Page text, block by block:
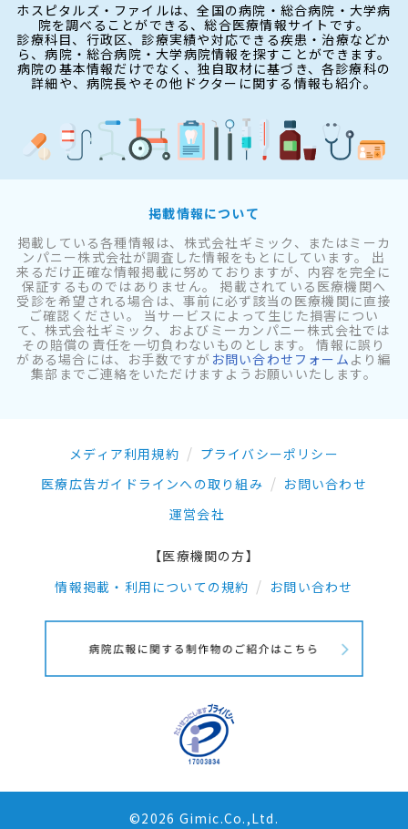
ホスピタルズ・ファイルは、全国の病院・総合病院・大学病
院を調べることができる、総合医療情報サイトです。
診療科目、行政区、診療実績や対応できる疾患・治療などか
ら、病院・総合病院・大学病院情報を探すことができます。
病院の基本情報だけでなく、独自取材に基づき、各診療科の
詳細や、病院長やその他ドクターに関する情報も紹介。
掲載情報について
掲載している各種情報は、株式会社ギミック、またはミーカ
ンパニー株式会社が調査した情報をもとにしています。 出
来るだけ正確な情報掲載に努めておりますが、内容を完全に
保証するものではありません。 掲載されている医療機関へ
受診を希望される場合は、事前に必ず該当の医療機関に直接
ご確認ください。 当サービスによって生じた損害につい
て、株式会社ギミック、およびミーカンパニー株式会社では
その賠償の責任を一切負わないものとします。 情報に誤り
がある場合には、お手数ですが お問い合わせフォーム より編
集部までご連絡をいただけますようお願いいたします。
メディア利用規約
プライバシーポリシー
医療広告ガイドラインへの取り組み
お問い合わせ
運営会社
【医療機関の方】
情報掲載・利用についての規約
お問い合わせ
©2026 Gimic.Co.,Ltd.